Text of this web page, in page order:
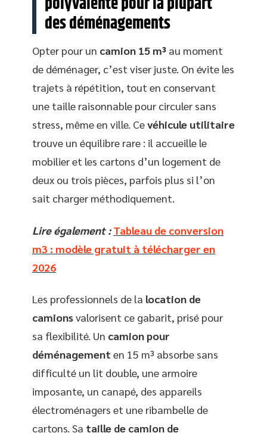
des déménagements
Opter pour un camion 15 m³ au moment
de déménager, c’est viser juste. On évite les
trajets à répétition, tout en conservant
une taille raisonnable pour circuler sans
stress, même en ville. Cevéhicule utilitaire
trouve un équilibre rare : il accueille le
mobilier et les cartons d’un logement de
deux ou trois pièces, parfois plus si l’on
sait charger méthodiquement.
Lire également : Tableau de conversion
m3 : modèle gratuit à télécharger en
2026
Les professionnels de la location de
camionsvalorisent ce gabarit, prisé pour
sa flexibilité. Un camion pour
déménagement en 15 m³ absorbe sans
difficulté un lit double, une armoire
imposante, un canapé, des appareils
électroménagers et une ribambelle de
cartons. Sa taille de camion de